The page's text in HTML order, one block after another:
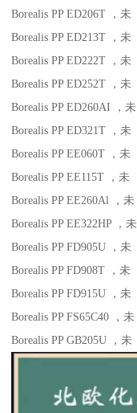
Borealis PP ED206T
，未
Borealis PP ED213T
，未
Borealis PP ED222T
，未
Borealis PP ED252T
，未
Borealis PP ED260AI
，未
Borealis PP ED321T
，未
Borealis PP EE060T
，未
Borealis PP EE115T
，未
Borealis PP EE260Al
，未
Borealis PP EE322HP
，未
Borealis PP FD905U
，未
Borealis PP FD908T
，未
Borealis PP FD915U
，未
Borealis PP FS65C40
，未
Borealis PP GB205U
，未